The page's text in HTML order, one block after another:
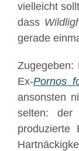
vielleicht
dass
gerade
Zugegeben:
Ex-Pornos
ansonsten
selten: